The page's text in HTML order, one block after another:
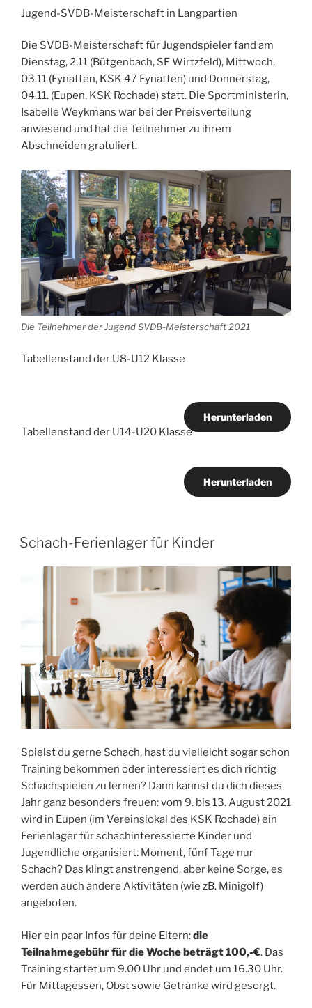
Jugend-SVDB-Meisterschaft in Langpartien
Die SVDB-Meisterschaft für Jugendspieler fand am
Dienstag, 2.11 (Bütgenbach, SF Wirtzfeld), Mittwoch,
03.11 (Eynatten, KSK 47 Eynatten) und Donnerstag,
04.11. (Eupen, KSK Rochade) statt. Die Sportministerin,
Isabelle Weykmans war bei der Preisverteilung
anwesend und hat die Teilnehmer zu ihrem
Abschneiden gratuliert.
Die Teilnehmer der Jugend SVDB-Meisterschaft 2021
Tabellenstand der U8-U12 Klasse
Herunterladen
Tabellenstand der U14-U20 Klasse
Herunterladen
Schach-Ferienlager für Kinder
Spielst du gerne Schach, hast du vielleicht sogar schon
Training bekommen oder interessiert es dich richtig
Schachspielen zu lernen? Dann kannst du dich dieses
Jahr ganz besonders freuen: vom 9. bis 13. August 2021
wird in Eupen (im Vereinslokal des KSK Rochade) ein
Ferienlager für schachinteressierte Kinder und
Jugendliche organisiert. Moment, fünf Tage nur
Schach? Das klingt anstrengend, aber keine Sorge, es
werden auch andere Aktivitäten (wie zB. Minigolf)
angeboten.
Hier ein paar Infos für deine Eltern:die
Teilnahmegebühr für die Woche beträgt 100,-€. Das
Training startet um 9.00 Uhr und endet um 16.30 Uhr.
Für Mittagessen, Obst sowie Getränke wird gesorgt.